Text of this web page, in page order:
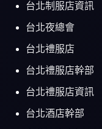
台北制服店資訊
台北夜總會
台北禮服店
台北禮服店幹部
台北禮服店資訊
台北酒店幹部